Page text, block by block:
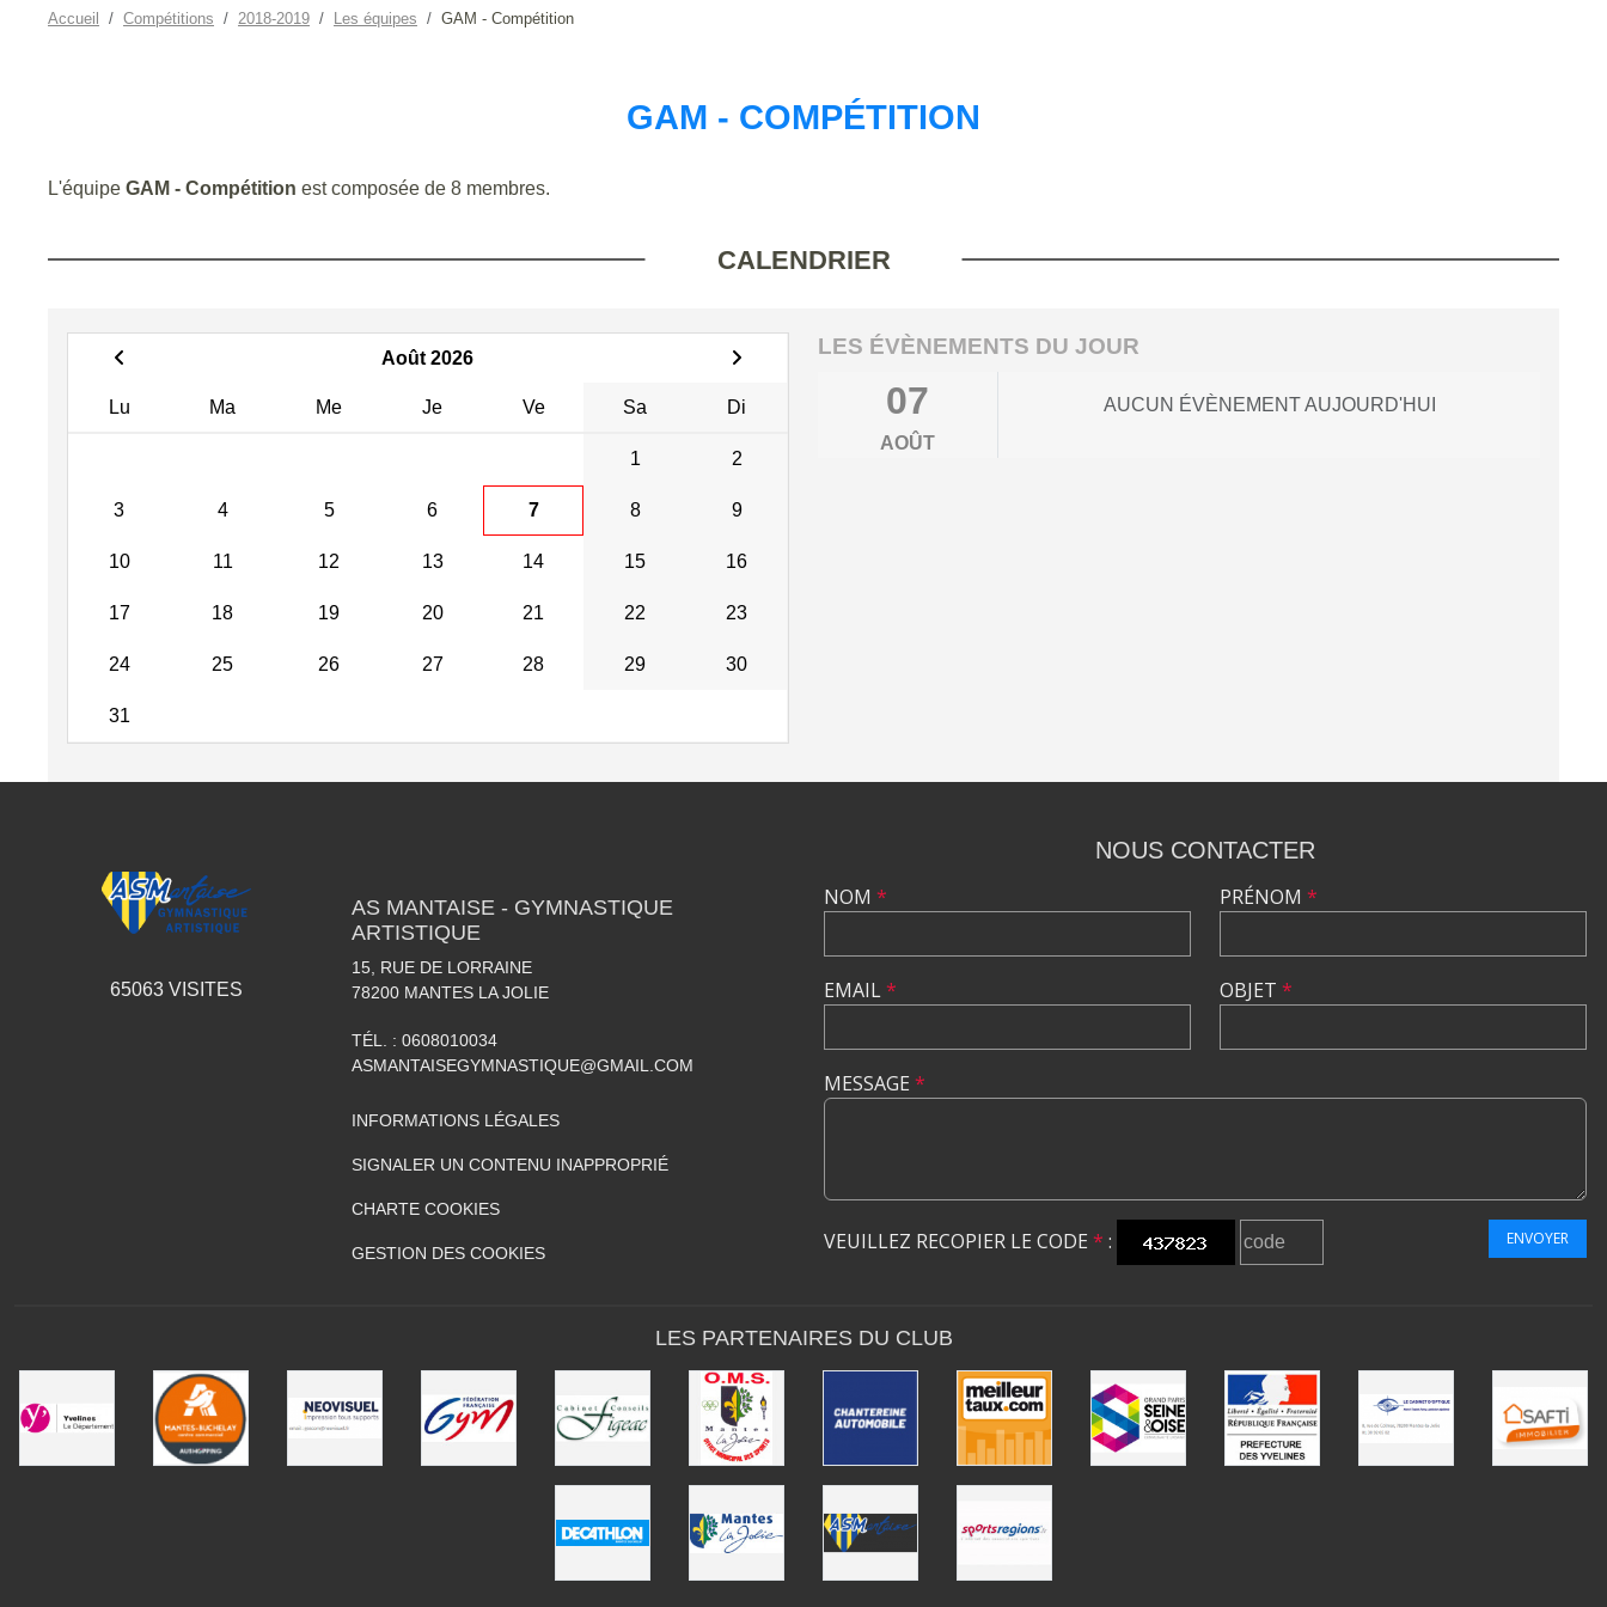
Accueil Compétitions 2018-2019 Les équipes GAM - Compétition
GAM - COMPÉTITION
L'équipe GAM - Compétition est composée de 8 membres.
CALENDRIER
Août 2026
Lu Ma Me Je Ve Sa Di
1 2
3 4 5 6 7 8 9
10 11 12 13 14 15 16
17 18 19 20 21 22 23
24 25 26 27 28 29 30
31
LES ÉVÈNEMENTS DU JOUR
07
AOÛT
AUCUN ÉVÈNEMENT AUJOURD'HUI
65063VISITES
AS MANTAISE - GYMNASTIQUE
ARTISTIQUE
15, RUE DE LORRAINE
78200 MANTES LA JOLIE
TÉL. : 0608010034
ASMANTAISEGYMNASTIQUE@GMAIL.COM
INFORMATIONS LÉGALES
SIGNALER UN CONTENU INAPPROPRIÉ
CHARTE COOKIES
GESTION DES COOKIES
NOUS CONTACTER
NOM *
EMAIL*
PRÉNOM *
OBJET *
MESSAGE *
VEUILLEZ RECOPIER LE CODE * : ENVOYER
LES PARTENAIRES DU CLUB